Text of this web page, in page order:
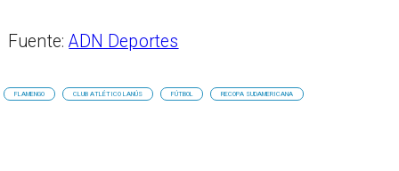
Fuente:ADN Deportes
FLAMENGO CLUB ATLÉTICO LANÚS FÚTBOL RECOPA SUDAMERICANA